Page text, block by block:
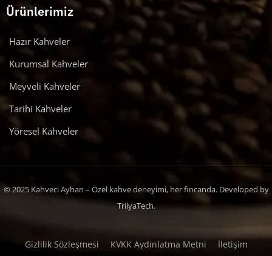
Ürünlerimiz
Hazır Kahveler
Kurumsal Kahveler
Meyveli Kahveler
Tarihi Kahveler
Yöresel Kahveler
© 2025 Kahveci Ayhan – Özel kahve deneyimi, her fincanda. Developed by
TrilyaTech.
Gizlilik Sözleşmesi KVKK Aydınlatma Metni İletişim